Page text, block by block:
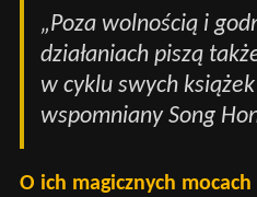
„Poza wolnością i
działaniach piszą
w cyklu swych
wspomniany Song
O ich magicznych